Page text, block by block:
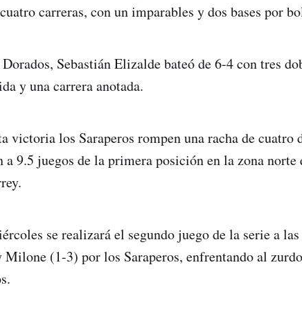
carreras, con un imparables y dos bases por
Sebastián Elizalde bateó de 6-4 con tres
y una carrera anotada.
victoria los Saraperos rompen una racha de cuatro
a 9.5 juegos de la primera posición en la zona norte
se realizará el segundo juego de la serie a
Milone (1-3) por los Saraperos, enfrentando al